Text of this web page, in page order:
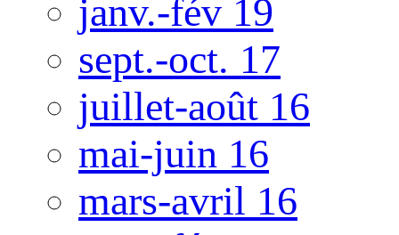
janv.-fév 19
sept.-oct. 17
juillet-août 16
mai-juin 16
mars-avril 16